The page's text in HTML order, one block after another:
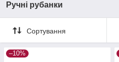
Ручні рубанки
Сортування
–10%